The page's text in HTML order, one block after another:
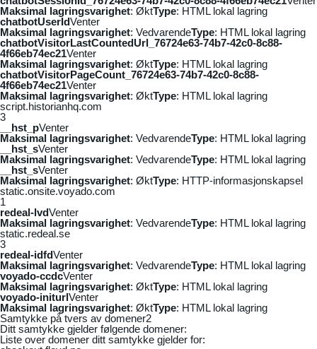
Maksimal lagringsvarighet: ØktType: HTML lokal lagring
chatbotUserIdVenter
Maksimal lagringsvarighet: VedvarendeType: HTML lokal lagring
chatbotVisitorLastCountedUrl_76724e63-74b7-42c0-8c88-
4f66eb74ec21Venter
Maksimal lagringsvarighet: ØktType: HTML lokal lagring
chatbotVisitorPageCount_76724e63-74b7-42c0-8c88-
4f66eb74ec21Venter
Maksimal lagringsvarighet: ØktType: HTML lokal lagring
script.historianhq.com
3
__hst_pVenter
Maksimal lagringsvarighet: VedvarendeType: HTML lokal lagring
__hst_sVenter
Maksimal lagringsvarighet: VedvarendeType: HTML lokal lagring
__hst_sVenter
Maksimal lagringsvarighet: ØktType: HTTP-informasjonskapsel
static.onsite.voyado.com
1
redeal-lvdVenter
Maksimal lagringsvarighet: VedvarendeType: HTML lokal lagring
static.redeal.se
3
redeal-idfdVenter
Maksimal lagringsvarighet: VedvarendeType: HTML lokal lagring
voyado-ccdcVenter
Maksimal lagringsvarighet: ØktType: HTML lokal lagring
voyado-initurlVenter
Maksimal lagringsvarighet: ØktType: HTML lokal lagring
Samtykke på tvers av domener2
Ditt samtykke gjelder følgende domener:
Liste over domener ditt samtykke gjelder for: